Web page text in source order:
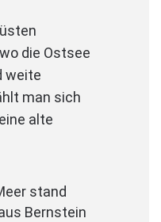
die Ostsee
weite
man sich
alte
stand
Bernstein